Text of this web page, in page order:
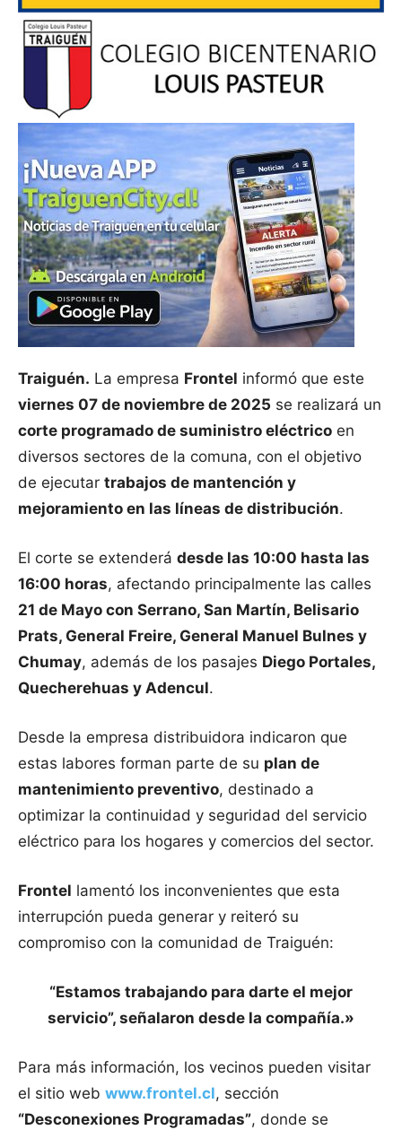
Traiguén. La empresa Frontel informó que este
viernes 07 de noviembre de 2025 se realizará un
corte programado de suministro eléctrico en
diversos sectores de la comuna, con el objetivo
de ejecutar trabajos de mantención y
mejoramiento en las líneas de distribución.
El corte se extenderá desde las 10:00 hasta las
16:00 horas, afectando principalmente las calles
21 de Mayo con Serrano, San Martín, Belisario
Prats, General Freire, General Manuel Bulnes y
Chumay, además de los pasajes Diego Portales,
Quecherehuas y Adencul.
Desde la empresa distribuidora indicaron que
estas labores forman parte de su plan de
mantenimiento preventivo, destinado a
optimizar la continuidad y seguridad del servicio
eléctrico para los hogares y comercios del sector.
Frontel lamentó los inconvenientes que esta
interrupción pueda generar y reiteró su
compromiso con la comunidad de Traiguén:
“Estamos trabajando para darte el mejor
servicio”, señalaron desde la compañía.»
Para más información, los vecinos pueden visitar
el sitio web www.frontel.cl, sección
“Desconexiones Programadas”, donde se